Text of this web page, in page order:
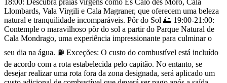
Llombards, Vala Virgili e Cala Magraner, que oferecem uma beleza
natural e tranquilidade incomparáveis. Pôr do Sol 🌅 19:00-21:00:
Contemple o maravilhoso pôr do sol a partir do Parque Natural de
Cala Mondrago, uma experiência impressionante para culminar o
seu dia na água. ⛽️ Exceções: O custo do combustível está incluído
de acordo com a rota estabelecida pelo capitão. No entanto, se
desejar realizar uma rota fora da zona designada, será aplicado um